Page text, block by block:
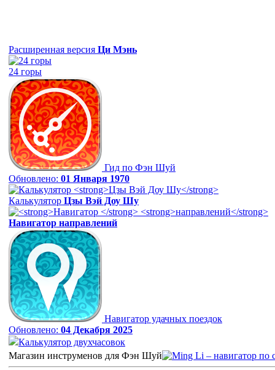
Расширенная версия Ци Мэнь
24 горы
Гид по Фэн Шуй
Обновлено: 01 Января 1970
Калькулятор Цзы Вэй Доу Шу
Навигатор направлений
Навигатор удачных поездок
Обновлено: 04 Декабря 2025
Калькулятор двухчасовок
Магазин инструменов для Фэн Шуй